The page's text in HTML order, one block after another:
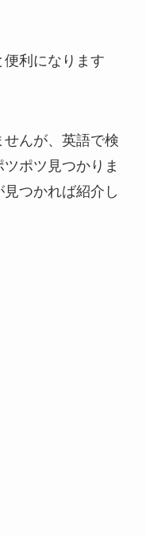
利になります
んが、英語で検
ポツ見つかりま
つかれば紹介し